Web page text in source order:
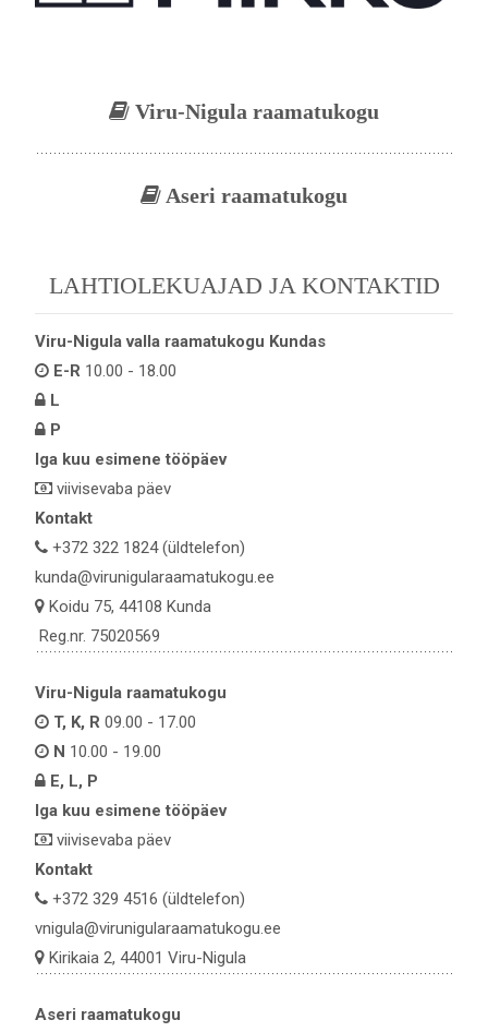
Viru-Nigula raamatukogu
Aseri raamatukogu
LAHTIOLEKUAJAD JA KONTAKTID
Viru-Nigula valla raamatukogu Kundas
E-R 10.00 - 18.00
L
P
Iga kuu esimene tööpäev
viivisevaba päev
Kontakt
+372 322 1824 (üldtelefon)
kunda@virunigularaamatukogu.ee
Koidu 75, 44108 Kunda
Reg.nr. 75020569
Viru-Nigula raamatukogu
T, K, R 09.00 - 17.00
N 10.00 - 19.00
E, L, P
Iga kuu esimene tööpäev
viivisevaba päev
Kontakt
+372 329 4516 (üldtelefon)
vnigula@virunigularaamatukogu.ee
Kirikaia 2, 44001 Viru-Nigula
Aseri raamatukogu